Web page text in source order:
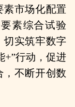
素市场化配置
素综合试验
切实筑牢数字
+”行动，促进
，不断开创数